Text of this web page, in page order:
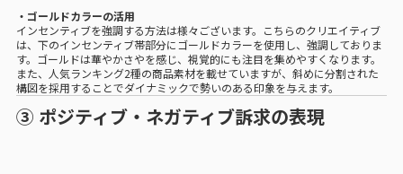
・ゴールドカラーの活用
インセンティブを強調する方法は様々ございます。こちらのクリエイティブ
は、下のインセンティブ帯部分にゴールドカラーを使用し、強調しておりま
す。ゴールドは華やかさやを感じ、視覚的にも注目を集めやすくなります。
また、人気ランキング2種の商品素材を載せていますが、斜めに分割された
構図を採用することでダイナミックで勢いのある印象を与えます。
③ ポジティブ・ネガティブ訴求の表現